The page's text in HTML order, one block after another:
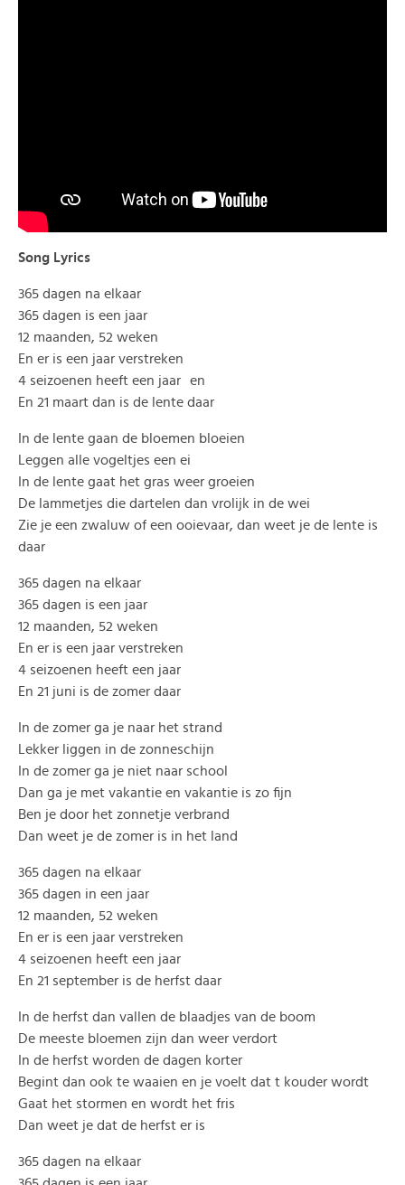
Song Lyrics
365 dagen na elkaar
365 dagen is een jaar
12 maanden, 52 weken
En er is een jaar verstreken
4 seizoenen heeft een jaar en
En 21 maart dan is de lente daar
In de lente gaan de bloemen bloeien
Leggen alle vogeltjes een ei
In de lente gaat het gras weer groeien
De lammetjes die dartelen dan vrolijk in de wei
Zie je een zwaluw of een ooievaar, dan weet je de lente is
daar
365 dagen na elkaar
365 dagen is een jaar
12 maanden, 52 weken
En er is een jaar verstreken
4 seizoenen heeft een jaar
En 21 juni is de zomer daar
In de zomer ga je naar het strand
Lekker liggen in de zonneschijn
In de zomer ga je niet naar school
Dan ga je met vakantie en vakantie is zo fijn
Ben je door het zonnetje verbrand
Dan weet je de zomer is in het land
365 dagen na elkaar
365 dagen in een jaar
12 maanden, 52 weken
En er is een jaar verstreken
4 seizoenen heeft een jaar
En 21 september is de herfst daar
In de herfst dan vallen de blaadjes van de boom
De meeste bloemen zijn dan weer verdort
In de herfst worden de dagen korter
Begint dan ook te waaien en je voelt dat t kouder wordt
Gaat het stormen en wordt het fris
Dan weet je dat de herfst er is
365 dagen na elkaar